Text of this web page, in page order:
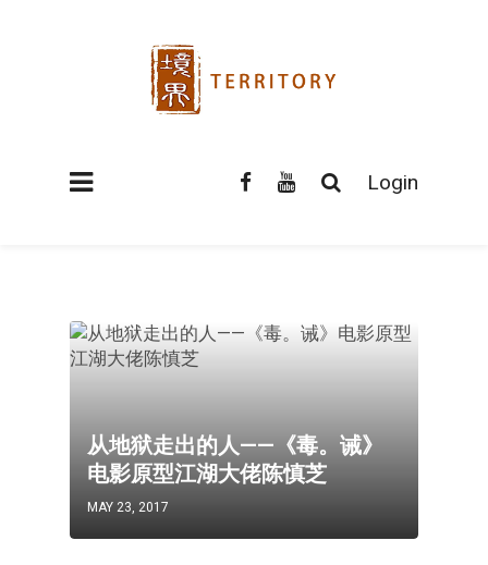
Login
从地狱走出的人——《毒。诫》
电影原型江湖大佬陈慎芝
MAY 23, 2017